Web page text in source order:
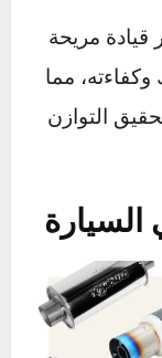
بالخروج
يقلل
ما يساعد
المحرك.
مريحة
مما
التوازن